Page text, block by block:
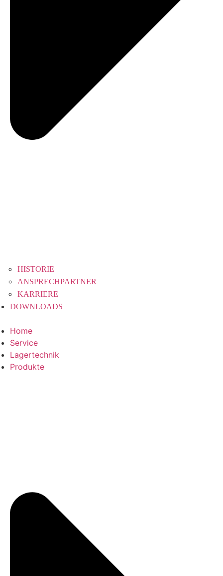
HISTORIE
ANSPRECHPARTNER
KARRIERE
DOWNLOADS
Home
Service
Lagertechnik
Produkte